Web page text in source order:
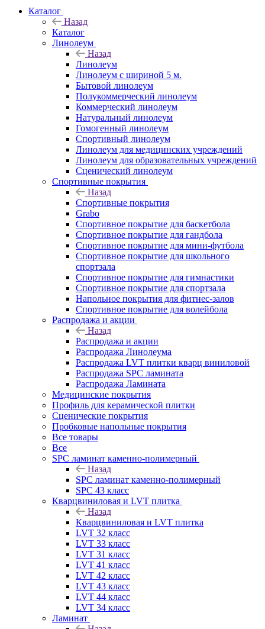
Каталог
Назад
Каталог
Линолеум
Назад
Линолеум
Линолеум с шириной 5 м.
Бытовой линолеум
Полукоммерческий линолеум
Коммерческий линолеум
Натуральный линолеум
Гомогенный линолеум
Спортивный линолеум
Линолеум для медицинских учреждений
Линолеум для образовательных учреждений
Сценический линолеум
Спортивные покрытия
Назад
Спортивные покрытия
Grabo
Спортивное покрытие для баскетбола
Спортивное покрытие для гандбола
Спортивное покрытие для мини-футбола
Спортивное покрытие для школьного
спортзала
Спортивное покрытие для гимнастики
Спортивное покрытие для спортзала
Напольное покрытия для фитнес-залов
Спортивное покрытие для волейбола
Распродажа и акции
Назад
Распродажа и акции
Распродажа Линолеума
Распродажа LVT плитки кварц виниловой
Распродажа SPC ламината
Распродажа Ламината
Медицинские покрытия
Профиль для керамической плитки
Сценические покрытия
Пробковые напольные покрытия
Все товары
Все
SPC ламинат каменно-полимерный
Назад
SPC ламинат каменно-полимерный
SPC 43 класс
Кварцвиниловая и LVT плитка
Назад
Кварцвиниловая и LVT плитка
LVT 32 класс
LVT 33 класс
LVT 31 класс
LVT 41 класс
LVT 42 класс
LVT 43 класс
LVT 44 класс
LVT 34 класс
Ламинат